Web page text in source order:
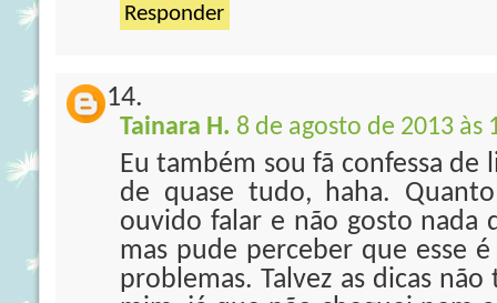
Responder
Tainara H. 8 de agosto de 2013 às
Eu também sou fã confessa de
de quase tudo, haha.
ouvido falar e não gosto nada
mas pude perceber que esse
problemas. Talvez as dicas